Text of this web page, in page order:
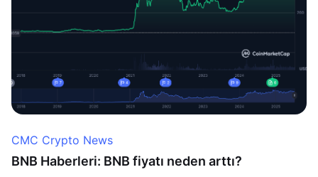
CMC Crypto News
BNB Haberleri: BNB fiyatı neden arttı?